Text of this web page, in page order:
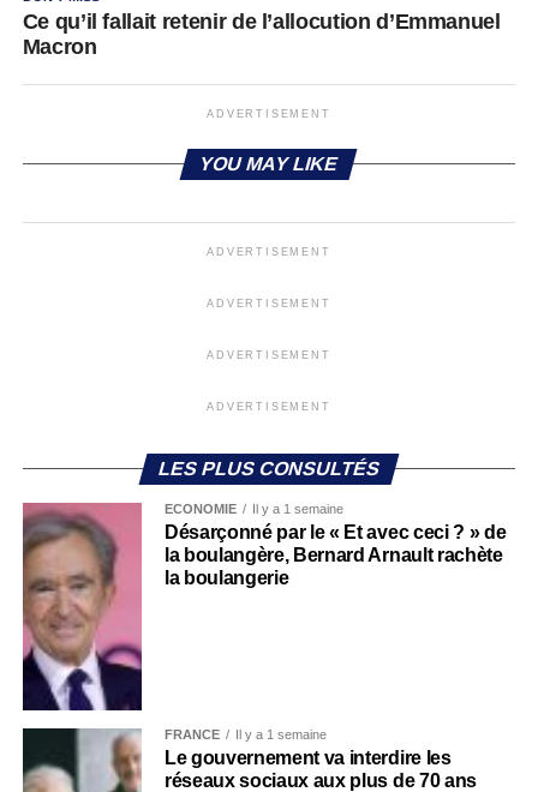
Ce qu’il fallait retenir de l’allocution d’Emmanuel
Macron
ADVERTISEMENT
YOU MAY LIKE
ADVERTISEMENT
ADVERTISEMENT
ADVERTISEMENT
ADVERTISEMENT
LES PLUS CONSULTÉS
ECONOMIE Il y a 1 semaine
Désarçonné par le « Et avec ceci ? » de
la boulangère, Bernard Arnault rachète
la boulangerie
FRANCE Il y a 1 semaine
Le gouvernement va interdire les
réseaux sociaux aux plus de 70 ans